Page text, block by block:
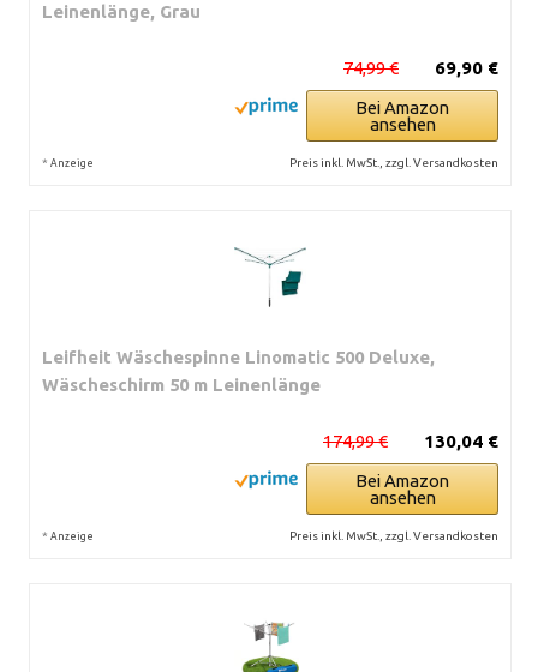
Leinenlänge, Grau
69,90 €
74,99 €
Bei Amazon
ansehen
* Anzeige Preis inkl. MwSt., zzgl. Versandkosten
Leifheit Wäschespinne Linomatic 500 Deluxe,
Wäscheschirm 50 m Leinenlänge
130,04 €
174,99 €
Bei Amazon
ansehen
* Anzeige Preis inkl. MwSt., zzgl. Versandkosten